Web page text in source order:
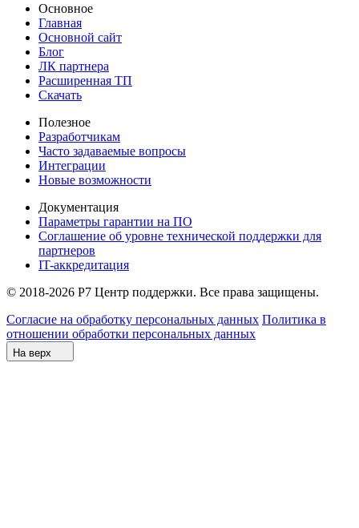
Основное
Главная
Основной сайт
Блог
ЛК партнера
Расширенная ТП
Скачать
Полезное
Разработчикам
Часто задаваемые вопросы
Интеграции
Новые возможности
Документация
Параметры гарантии на ПО
Соглашение об уровне технической поддержки для
партнеров
IT-аккредитация
© 2018-2026 Р7 Центр поддержки. Все права защищены.
Согласие на обработку персональных данных Политика в
отношении обработки персональных данных
На верх